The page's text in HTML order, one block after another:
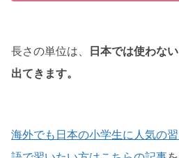
長さの単位は、
日本では使わな
出てきます。
海外でも日本の小学生に人気の